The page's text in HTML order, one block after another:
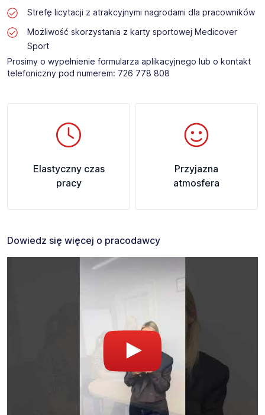
Strefę licytacji z atrakcyjnymi nagrodami dla pracowników
Możliwość skorzystania z karty sportowej Medicover
Sport
Prosimy o wypełnienie formularza aplikacyjnego lub o kontakt
telefoniczny pod numerem: 726 778 808
Elastyczny czas
pracy
Przyjazna
atmosfera
Dowiedz się więcej o pracodawcy